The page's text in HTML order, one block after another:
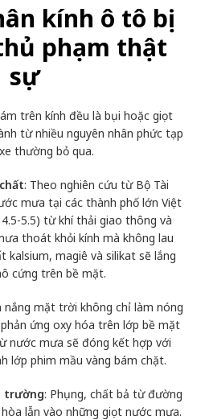
kính ô tô bị
phạm thật
sự
trên kính đều là bụi hoặc giọt
từ nhiều nguyên nhân phức tạp
thường bỏ qua.
: Theo nghiên cứu từ Bộ Tài
mưa tại các thành phố lớn Việt
5.5) từ khí thải giao thông và
thoát khỏi kính mà không lau
kalsium, magiê và silikat sẽ lắng
cứng trên bề mặt.
nắng mặt trời không chỉ làm nóng
ứng oxy hóa trên lớp bề mặt
nước mưa sẽ đóng kết hợp với
lớp phim mầu vàng bám chặt.
trường: Phụng, chất bả từ đường
lẫn vào những giọt nước mưa.